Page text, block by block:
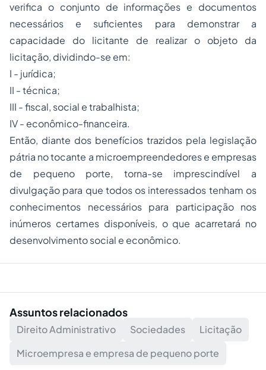
verifica o conjunto de informações e documentos
necessários e suficientes para demonstrar a
capacidade do licitante de realizar o objeto da
licitação, dividindo-se em:
I - jurídica;
II - técnica;
III - fiscal, social e trabalhista;
IV - econômico-financeira.
Então, diante dos benefícios trazidos pela legislação
pátria no tocante a microempreendedores e empresas
de pequeno porte, torna-se imprescindível a
divulgação para que todos os interessados tenham os
conhecimentos necessários para participação nos
inúmeros certames disponíveis, o que acarretará no
desenvolvimento social e econômico.
Assuntos relacionados
Direito Administrativo Sociedades
Licitação
Microempresa e empresa de pequeno porte